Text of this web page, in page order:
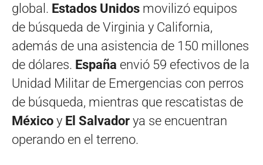
global. Estados Unidos movilizó equipos
de búsqueda de Virginia y California,
además de una asistencia de 150 millones
de dólares. España envió 59 efectivos de la
Unidad Militar de Emergencias con perros
de búsqueda, mientras que rescatistas de
México y El Salvador ya se encuentran
operando en el terreno.